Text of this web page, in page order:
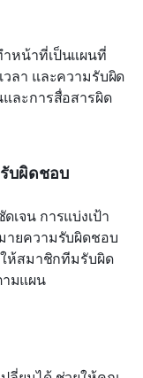
ำหน้าที่เป็นแผนที่
วลา และความรับผิด
ละการสื่อสารผิด
บผิดชอบ
เจน การแบ่งเป้า
ายความรับผิดชอบ
ให้สมาชิกทีมรับผิด
มแผน